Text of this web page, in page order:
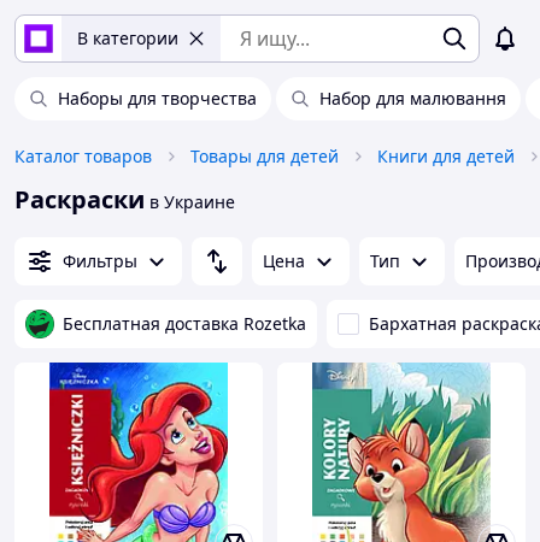
В категории
Наборы для творчества Набор для малювання
Каталог товаров Товары для детей Книги для детей
Раскраски в Украине
Фильтры Цена Тип
Бесплатная доставка Rozetka Бархатная